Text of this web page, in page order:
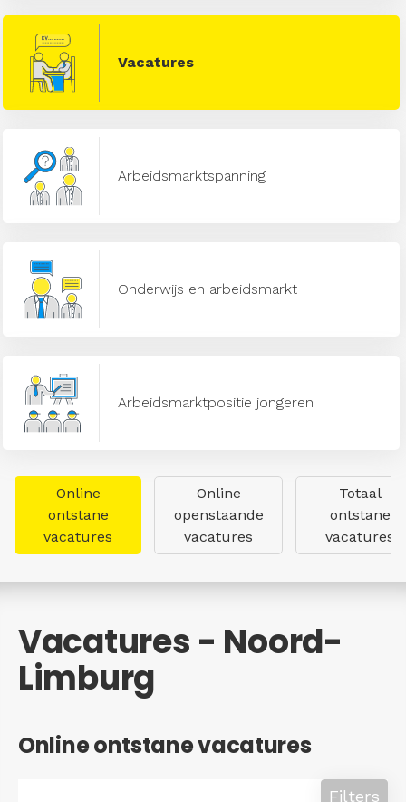
Vacatures
Arbeidsmarktspanning
Onderwijs en arbeidsmarkt
Arbeidsmarktpositie jongeren
Online
ontstane
vacatures
Online
openstaande
vacatures
Totaal
ontstane
vacatures
Vacatures - Noord-
Limburg
Online ontstane vacatures
Filters